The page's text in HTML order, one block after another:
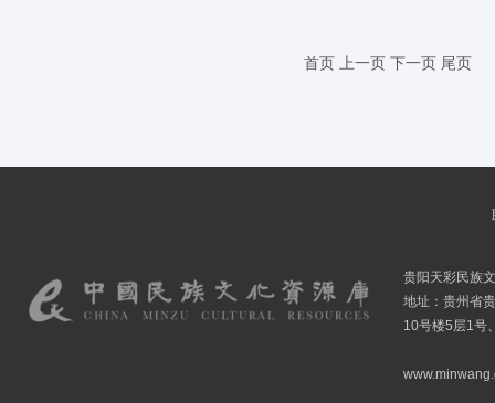
首页 上一页 下一页 尾页
贵阳天彩民族
地址：贵州省
10号楼5层1号